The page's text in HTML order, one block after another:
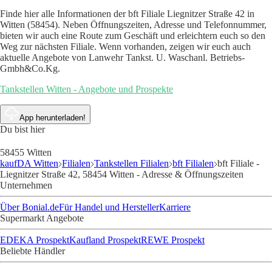
Finde hier alle Informationen der bft Filiale Liegnitzer Straße 42 in
Witten (58454). Neben Öffnungszeiten, Adresse und Telefonnummer,
bieten wir auch eine Route zum Geschäft und erleichtern euch so den
Weg zur nächsten Filiale. Wenn vorhanden, zeigen wir euch auch
aktuelle Angebote von Lanwehr Tankst. U. Waschanl. Betriebs-
Gmbh&Co.Kg.
Tankstellen Witten - Angebote und Prospekte
App herunterladen!
Du bist hier
58455 Witten
kaufDA Witten Filialen Tankstellen Filialen bft Filialen bft Filiale -
Liegnitzer Straße 42, 58454 Witten - Adresse & Öffnungszeiten
Unternehmen
Über Bonial.deFür Handel und HerstellerKarriere
Supermarkt Angebote
EDEKA ProspektKaufland ProspektREWE Prospekt
Beliebte Händler